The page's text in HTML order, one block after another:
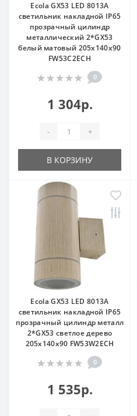
Ecola GX53 LED 8013A
светильник накладной IP65
прозрачный цилиндр
металлический 2*GX53
белый матовый 205x140x90
FW53C2ECH
0
1 304р.
- +
В КОРЗИНУ
Ecola GX53 LED 8013A
светильник накладной IP65
прозрачный цилиндр металл
2*GX53 светлое дерево
205x140x90 FW53W2ECH
0
1 535р.